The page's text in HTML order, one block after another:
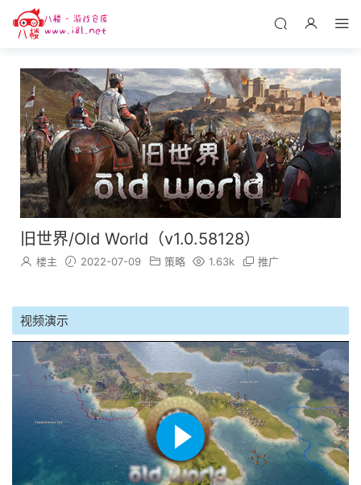
旧世界/Old World（v1.0.58128）
楼主 2022-07-09 策略 1.63k 推广
视频演示